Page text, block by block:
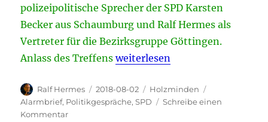
polizeipolitische Sprecher der SPD Karsten
Becker aus Schaumburg und Ralf Hermes als
Vertreter für die Bezirksgruppe Göttingen.
Anlass des Treffens„GdP-Gewerkschaftsgespräch
weiterlesen
Autor
Ralf Hermes
Veröffentlicht
am
2018-08-02 Kategorien
Holzminden
Alarmbrief, Politikgespräche,SPD
Schreibe einen
Kommentarzu